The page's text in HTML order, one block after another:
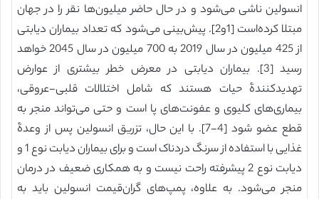
انسولین ناشی می‌شود و در حال حاضر میلیون‌ها نقر را در جهان
مبتلا کرده‌است [1و2]. پیش‌بینی می‌شود که تعداد بیماران دیابتی
از 425 میلیون در سال 2019 به 700 میلیون در سال 2045 خواهد
رسید [3]. بیماران دیابتی در معرض خطر بیشتری از عوارض
تهدیدکنندۀ حیات هستند که شامل اختلالات قلبی-عروقی،
بیماری‌های کلیوی و عفونت‌های پا است و حتی می‌تواند منجر به
قطع عضو شود [4-7]. با این حال، تزریق انسولین پس از وعدۀ
غذایی با استفاده از سرنگ دردناک است و برای بیماران دیابت نوع 1 و
دیابت نوع 2 پیشرفته راحت نیست و به همکاری ضعیف در درمان
منجر می‌شود. به علاوه، پمپ‌های گران‌قیمت انسولین باید به